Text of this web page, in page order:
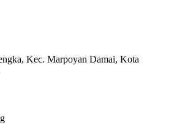
Kec. Marpoyan Damai, Kota